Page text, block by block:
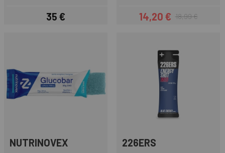
Preis
35 € Preis
14,20 €Regulärer Preis
18,99 €
NUTRINOVEX 226ERS